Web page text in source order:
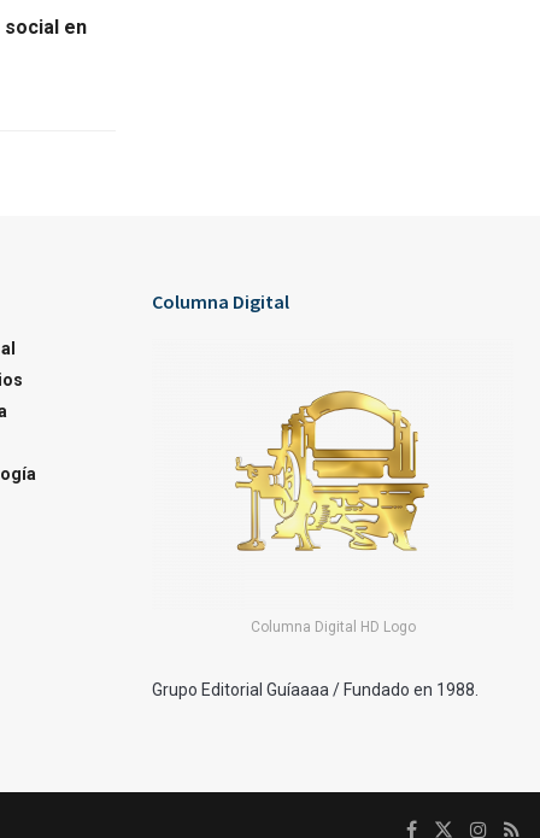
en
Columna Digital
Columna Digital HD Logo
Grupo Editorial Guíaaaa / Fundado en 1988.